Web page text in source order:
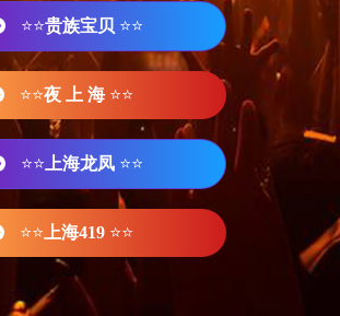
⭐⭐贵族宝贝 ⭐⭐
⭐⭐夜 上 海 ⭐⭐
⭐⭐ 上海龙凤 ⭐⭐
⭐⭐ 上海419 ⭐⭐